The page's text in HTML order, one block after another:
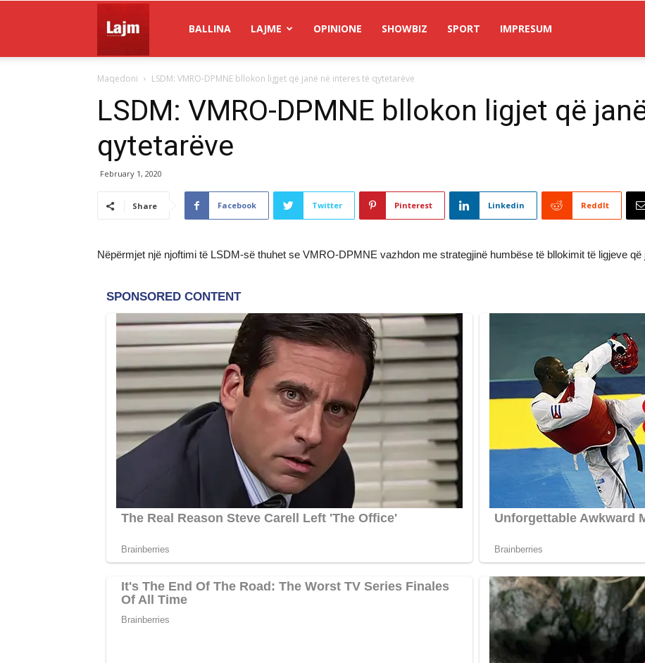
Lajm
BALLINA LAJME OPINIONE SHOWBIZ SPORT IMPRESUM
Maqedoni LSDM: VMRO-DPMNE bllokon ligjet që janë në interes të qytetarëve
LSDM: VMRO-DPMNE bllokon ligjet që
qytetarëve
February 1, 2020
Share Facebook Twitter Pinterest Linkedin ReddIt
Nëpërmjet një njoftimi të LSDM-së thuhet se VMRO-DPMNE vazhdon me strategjinë humbëse të bllokimit të ligjeve që